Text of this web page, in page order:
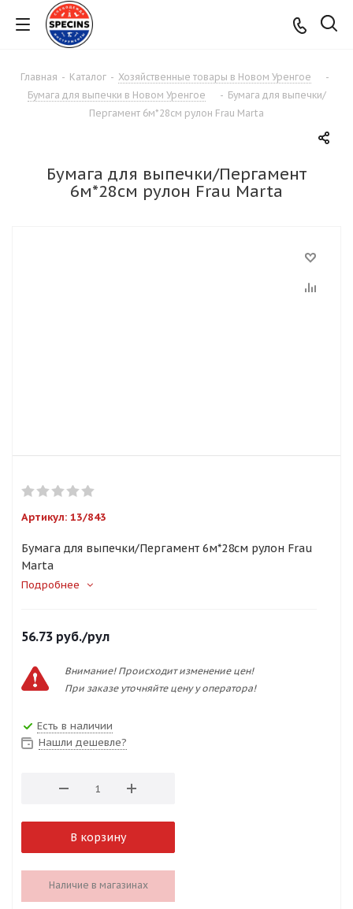
Главная - Каталог - Хозяйственные товары в Новом Уренгое
-
Бумага для выпечки в Новом Уренгое
- Бумага для выпечки/
Пергамент 6м*28см рулон Frau Marta
Бумага для выпечки/Пергамент
6м*28см рулон Frau Marta
Артикул: 13/843
Бумага для выпечки/Пергамент 6м*28см рулон Frau
Marta
Подробнее
56.73 руб./рул
Внимание! Происходит изменение цен!
При заказе уточняйте цену у оператора!
Есть в наличии
Нашли дешевле?
В корзину
Наличие в магазинах